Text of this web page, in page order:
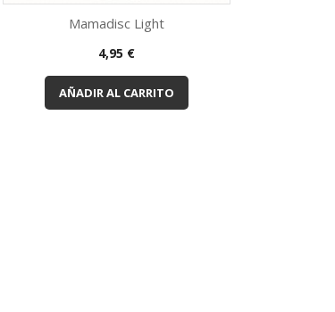
Vista rápida
RosaNaranjaAmarillo
Mamadisc Light
Precio
4,95 €
AÑADIR AL CARRITO